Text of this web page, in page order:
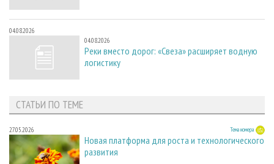
04.08.2026
04.08.2026
Реки вместо дорог: «Свеза» расширяет водную
логистику
СТАТЬИ ПО ТЕМЕ
27.05.2026 Тема номера
Новая платформа для роста и технологического
развития